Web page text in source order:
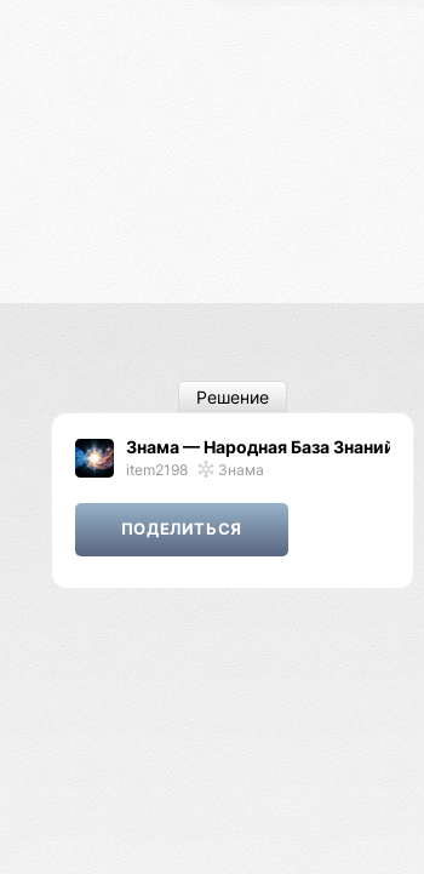
Знама — Народная База Знаний
item2198 Знама
Решение